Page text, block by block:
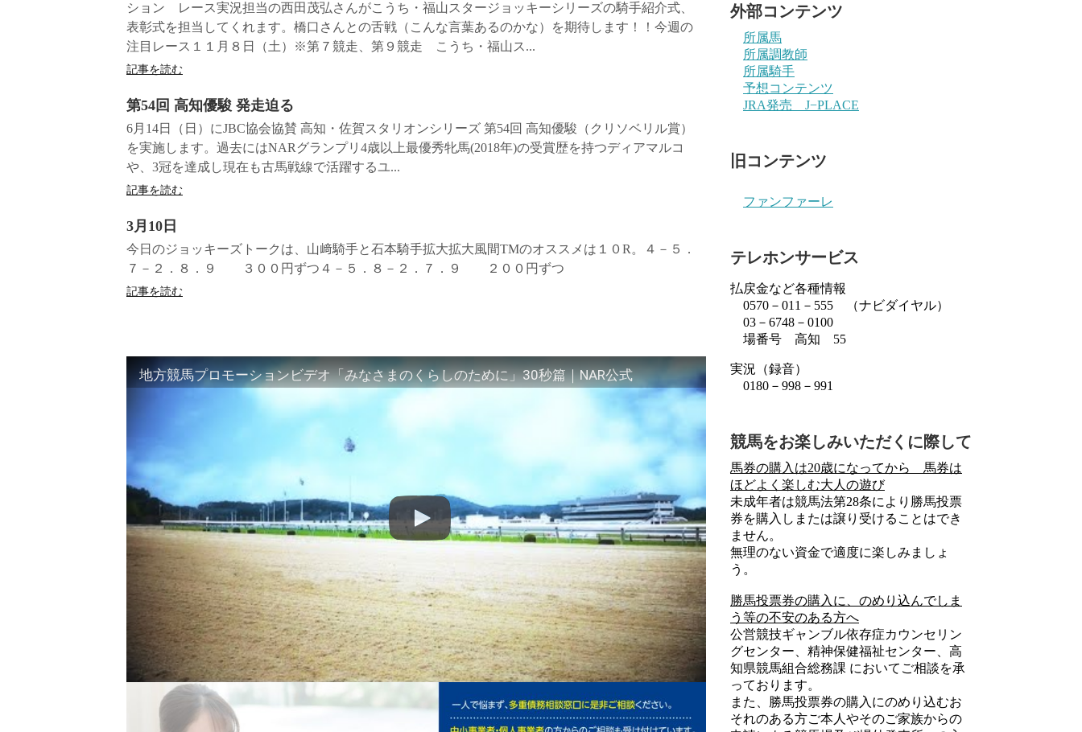
ション レース実況担当の西田茂弘さんがこうち・福山スタージョッキーシリーズの騎手紹介式、
表彰式を担当してくれます。橋口さんとの舌戦（こんな言葉あるのかな）を期待します！！今週の
注目レース１１月８日（土）※第７競走、第９競走 こうち・福山ス...
記事を読む
第54回 高知優駿 発走迫る
6月14日（日）にJBC協会協賛 高知・佐賀スタリオンシリーズ 第54回 高知優駿（クリソベリル賞）
を実施します。過去にはNARグランプリ4歳以上最優秀牝馬(2018年)の受賞歴を持つディアマルコ
や、3冠を達成し現在も古馬戦線で活躍するユ...
記事を読む
3月10日
今日のジョッキーズトークは、山﨑騎手と石本騎手拡大拡大風間TMのオススメは１０R。４－５．
７－２．８．９ ３００円ずつ４－５．８－２．７．９ ２００円ずつ
記事を読む
地方競馬プロモーションビデオ「みなさまのくらしのために」30秒篇｜NAR公式
外部コンテンツ
所属馬
所属調教師
所属騎手
予想コンテンツ
JRA発売 J−PLACE
旧コンテンツ
ファンファーレ
テレホンサービス
払戻金など各種情報
0570－011－555 （ナビダイヤル）
03－6748－0100
場番号 高知 55
実況（録音）
0180－998－991
競馬をお楽しみいただくに際して
馬券の購入は20歳になってから 馬券は
ほどよく楽しむ大人の遊び
未成年者は競馬法第28条により勝馬投票
券を購入しまたは譲り受けることはでき
ません。
無理のない資金で適度に楽しみましょ
う。
勝馬投票券の購入に、のめり込んでしま
う等の不安のある方へ
公営競技ギャンブル依存症カウンセリン
グセンター、精神保健福祉センター、高
知県競馬組合総務課 においてご相談を承
っております。
また、勝馬投票券の購入にのめり込むお
それのある方ご本人やそのご家族からの